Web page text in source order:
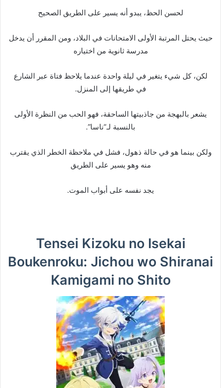
لحسن الحظ، يبدو أنه يسير على الطريق الصحيح
حيث يحتل المرتبة الأولى الامتحانات في البلاد، ومن المقرر أن يدخل
مدرسة ثانوية من اختياره
لكن، كل شيء يتغير في ليلة واحدة عندما يلاحظ فتاة عبر الشارع
في طريقها إلى المنزل.
يشعر بالبهجة من جاذبيتها الساحقة، فهو الحب من النظرة الأولى
بالنسبة لـ“ناسا”.
ولكن بينما هو في حالة ذهول، فشل في ملاحظة الخطر الذي يقترب
منه وهو يسير على الطريق
يجد نفسه على أبواب الموت.
Tensei Kizoku no Isekai
Boukenroku: Jichou wo Shiranai
Kamigami no Shito